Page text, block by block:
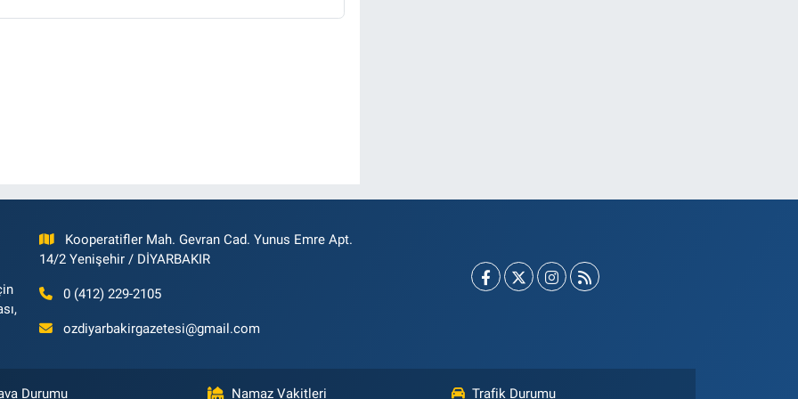
Kooperatifler Mah. Gevran Cad. Yunus Emre Apt.
14/2 Yenişehir / DİYARBAKIR
0 (412) 229-2105
ozdiyarbakirgazetesi@gmail.com
Durumu Namaz Vakitleri Trafik Durumu